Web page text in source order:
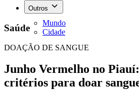
Outros
Mundo
Cidade
Saúde
DOAÇÃO DE SANGUE
Junho Vermelho no
critérios para doar